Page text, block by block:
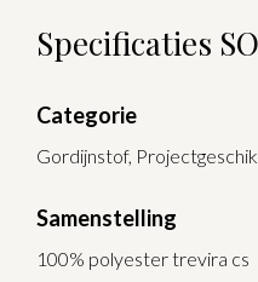
Specificaties
Categorie
Gordijnstof,
Samenstelling
100% polyester trevira cs